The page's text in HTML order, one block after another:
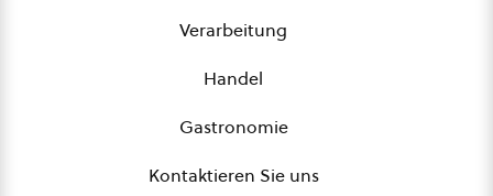
Verarbeitung
Handel
Gastronomie
Kontaktieren Sie uns